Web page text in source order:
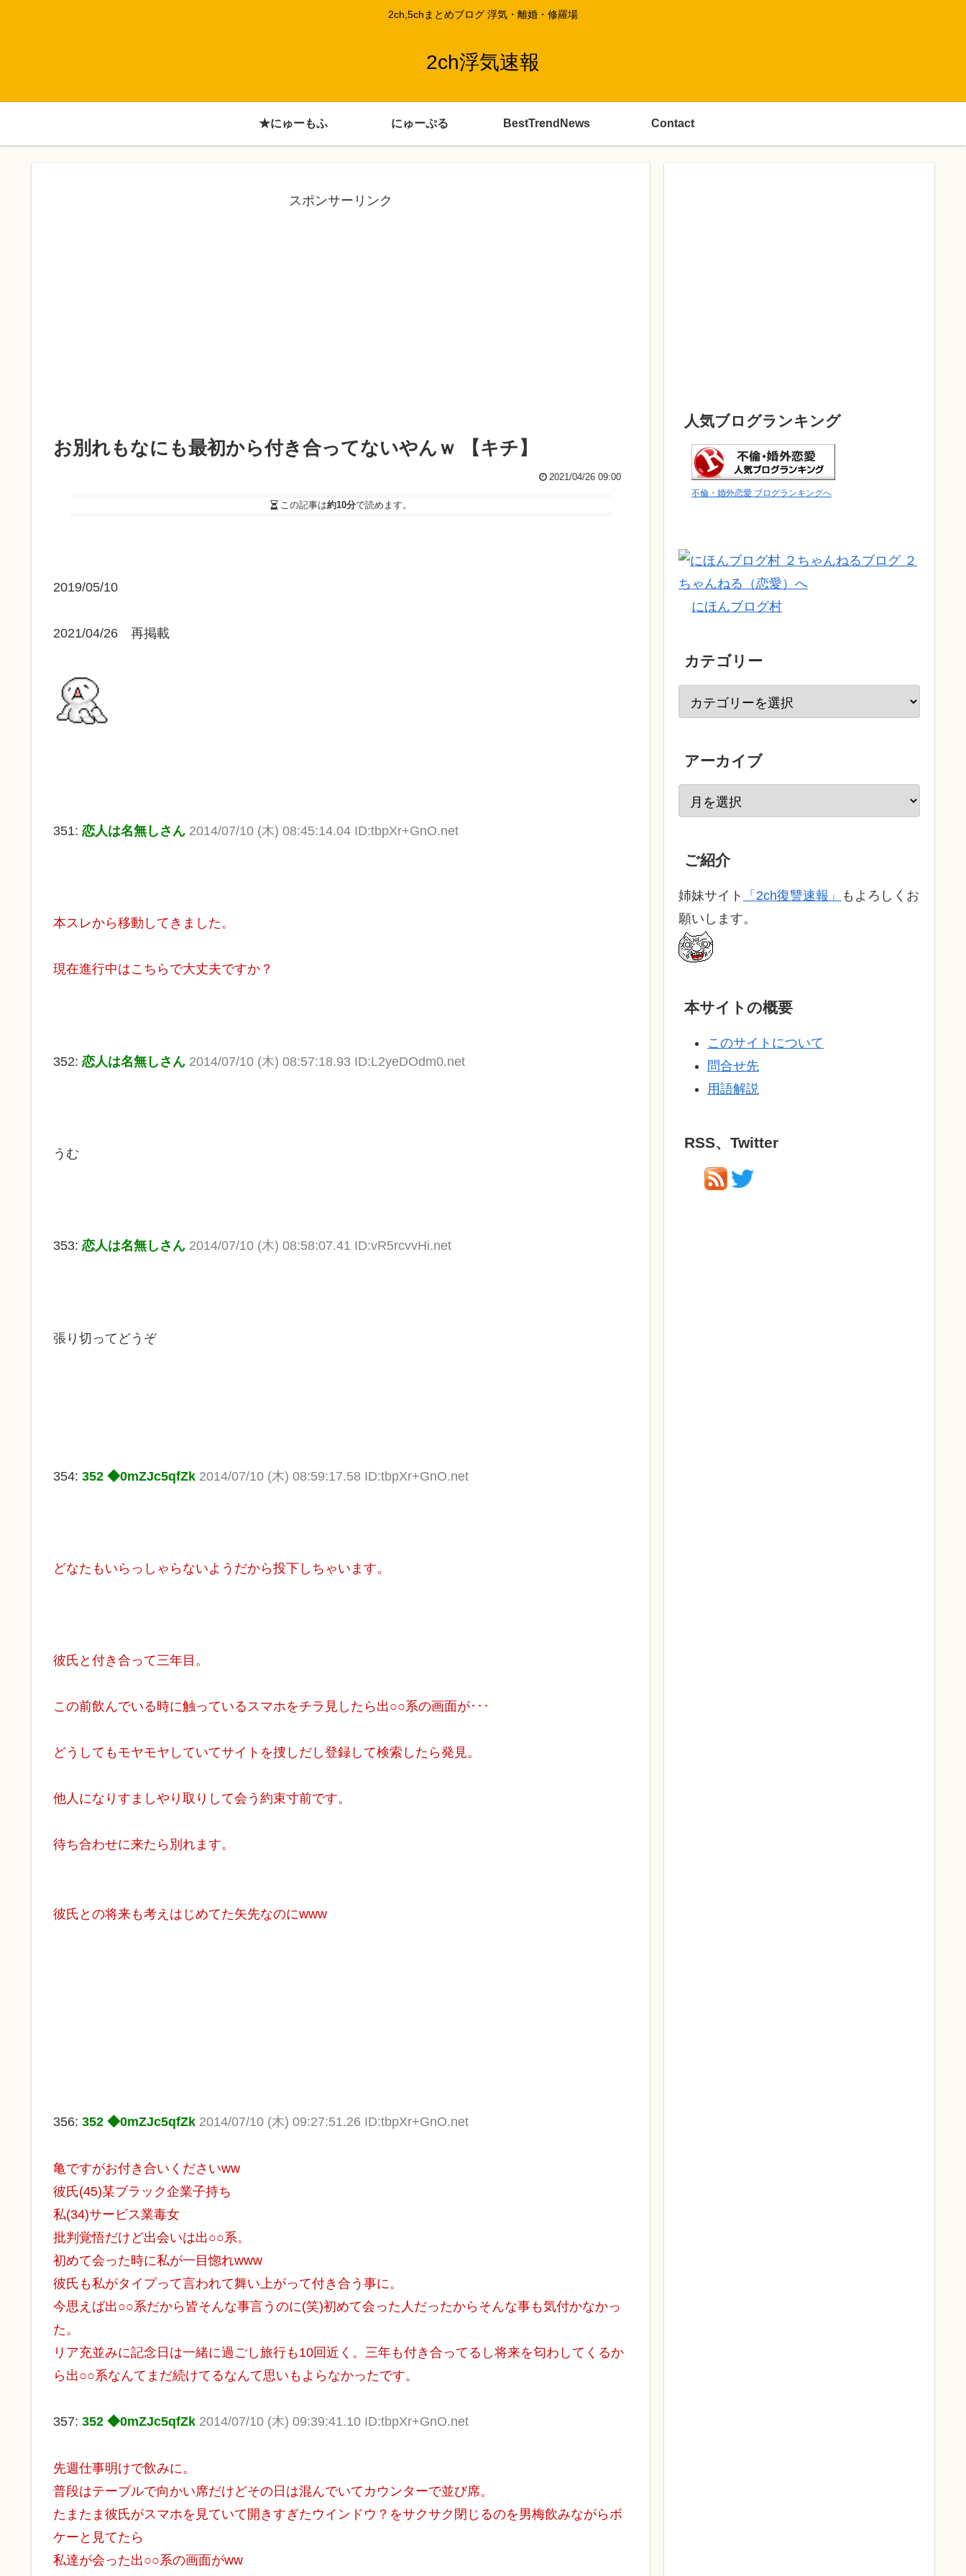
2ch,5chまとめブログ 浮気・離婚・修羅場
2ch浮気速報
★にゅーもふ にゅーぷる BestTrendNews Contact
スポンサーリンク
お別れもなにも最初から付き合ってないやんｗ 【キチ】
2021/04/26 09:00
この記事は約10分で読めます。
2019/05/10
2021/04/26 再掲載
351: 恋人は名無しさん 2014/07/10 (木) 08:45:14.04 ID:tbpXr+GnO.net
本スレから移動してきました。
現在進行中はこちらで大丈夫ですか？
352: 恋人は名無しさん 2014/07/10 (木) 08:57:18.93 ID:L2yeDOdm0.net
うむ
353: 恋人は名無しさん 2014/07/10 (木) 08:58:07.41 ID:vR5rcvvHi.net
張り切ってどうぞ
354: 352 ◆0mZJc5qfZk 2014/07/10 (木) 08:59:17.58 ID:tbpXr+GnO.net
どなたもいらっしゃらないようだから投下しちゃいます。
彼氏と付き合って三年目。
この前飲んでいる時に触っているスマホをチラ見したら出○○系の画面が･･･
どうしてもモヤモヤしていてサイトを捜しだし登録して検索したら発見。
他人になりすましやり取りして会う約束寸前です。
待ち合わせに来たら別れます。
彼氏との将来も考えはじめてた矢先なのにwww
356: 352 ◆0mZJc5qfZk 2014/07/10 (木) 09:27:51.26 ID:tbpXr+GnO.net
亀ですがお付き合いくださいww
彼氏(45)某ブラック企業子持ち
私(34)サービス業毒女
批判覚悟だけど出会いは出○○系。
初めて会った時に私が一目惚れwww
彼氏も私がタイプって言われて舞い上がって付き合う事に。
今思えば出○○系だから皆そんな事言うのに(笑)初めて会った人だったからそんな事も気付かなかっ
た。
リア充並みに記念日は一緒に過ごし旅行も10回近く。三年も付き合ってるし将来を匂わしてくるか
ら出○○系なんてまだ続けてるなんて思いもよらなかったです。
357: 352 ◆0mZJc5qfZk 2014/07/10 (木) 09:39:41.10 ID:tbpXr+GnO.net
先週仕事明けで飲みに。
普段はテーブルで向かい席だけどその日は混んでいてカウンターで並び席。
たまたま彼氏がスマホを見ていて開きすぎたウインドウ？をサクサク閉じるのを男梅飲みながらボ
ケーと見てたら
私達が会った出○○系の画面がww
人気ブログランキング
不倫・婚外恋愛 ブログランキングへ
にほんブログ村
カテゴリー
アーカイブ
ご紹介
姉妹サイト 「2ch復讐速報」
もよろしくお
願いします。
本サイトの概要
このサイトについて
問合せ先
用語解説
RSS、Twitter